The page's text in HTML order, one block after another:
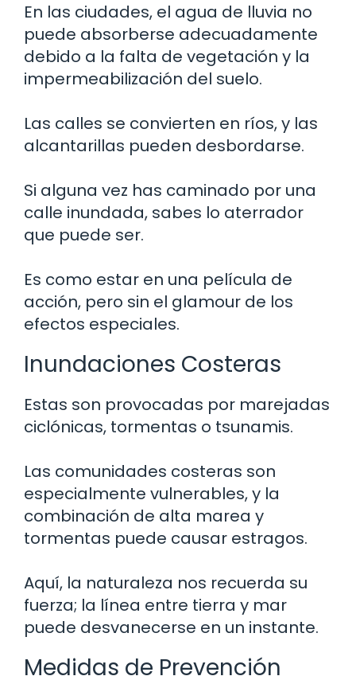
En las ciudades, el agua de lluvia no
puede absorberse adecuadamente
debido a la falta de vegetación y la
impermeabilización del suelo.
Las calles se convierten en ríos, y las
alcantarillas pueden desbordarse.
Si alguna vez has caminado por una
calle inundada, sabes lo aterrador
que puede ser.
Es como estar en una película de
acción, pero sin el glamour de los
efectos especiales.
Inundaciones Costeras
Estas son provocadas por marejadas
ciclónicas, tormentas o tsunamis.
Las comunidades costeras son
especialmente vulnerables, y la
combinación de alta marea y
tormentas puede causar estragos.
Aquí, la naturaleza nos recuerda su
fuerza; la línea entre tierra y mar
puede desvanecerse en un instante.
Medidas de Prevención